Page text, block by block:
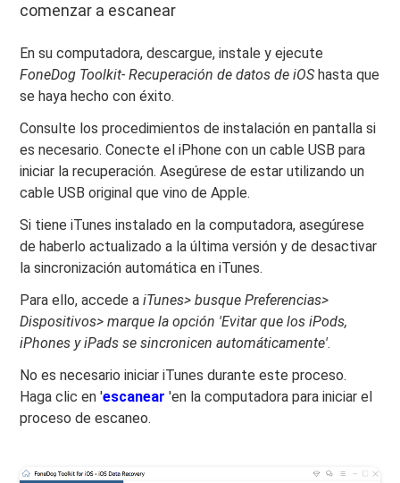
comenzar a escanear
En su computadora, descargue, instale y ejecute
FoneDog Toolkit- Recuperación de datos de iOShasta que
se haya hecho con éxito.
Consulte los procedimientos de instalación en pantalla si
es necesario. Conecte el iPhone con un cable USB para
iniciar la recuperación. Asegúrese de estar utilizando un
cable USB original que vino de Apple.
Si tiene iTunes instalado en la computadora, asegúrese
de haberlo actualizado a la última versión y de desactivar
la sincronización automática en iTunes.
Para ello, accede aiTunes> busque Preferencias>
Dispositivos> marque la opción 'Evitar que los iPods,
iPhones y iPads se sincronicen automáticamente'.
No es necesario iniciar iTunes durante este proceso.
Haga clic en 'escanear'en la computadora para iniciar el
proceso de escaneo.